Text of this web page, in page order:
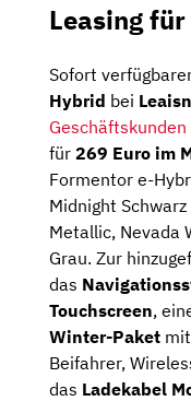
Leasing
Sofort
Hybrid bei
Geschäftskunden
für 269 Euro im
Formentor e-
Midnight
Metallic, Nevada
Grau. Zur
das
Touchscreen,
Winter-Paket
Beifahrer,
das Ladekabel